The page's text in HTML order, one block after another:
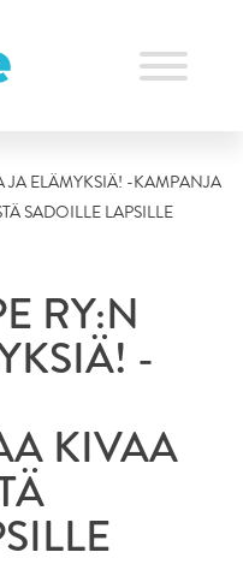
ELÄMYKSIÄ! -KAMPANJA
SADOILLE LAPSILLE
RY:N
-
KIVAA